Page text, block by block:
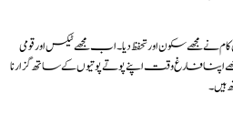
سکون اور تحفظ دیا۔ اب مجھے ٹیکس اورقومی
اپنا فارغ وقت اپنے پوتے پوتیوں کے ساتھ گزارنا